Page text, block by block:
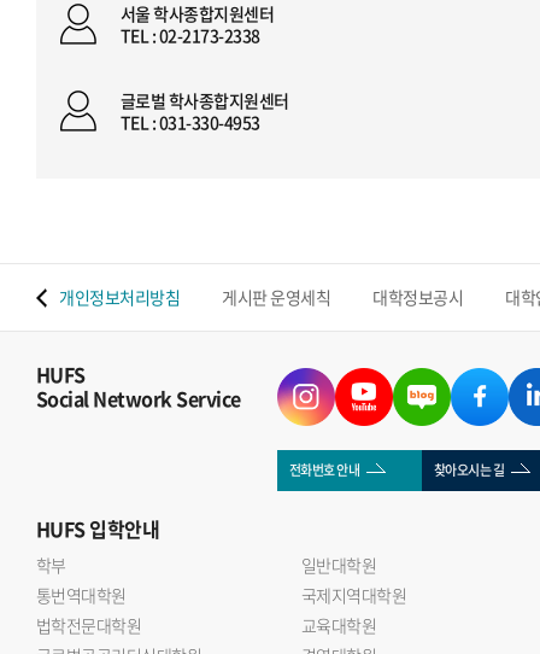
서울 학사종합지원센터
TEL : 02-2173-2338
글로벌 학사종합지원센터
TEL : 031-330-4953
개인정보처리방침 게시판 운영세칙 대학정보공시 대
HUFS
Social Network Service
전화번호 안내 찾아오시는 길
HUFS입학안내
학부
일반대학원
통번역대학원
국제지역대학원
법학전문대학원
교육대학원